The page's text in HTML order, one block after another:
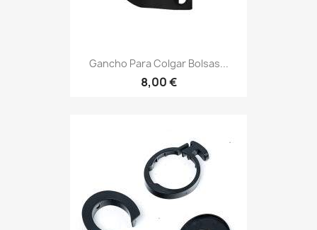
Gancho Para Colgar Bolsas...
8,00 €